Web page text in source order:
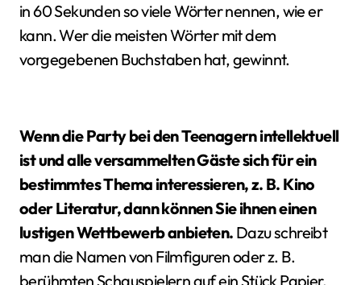
in 60 Sekunden so viele Wörter nennen, wie er
kann. Wer die meisten Wörter mit dem
vorgegebenen Buchstaben hat, gewinnt.
Wenn die Party bei den Teenagern intellektuell
ist und alle versammelten Gäste sich für ein
bestimmtes Thema interessieren, z. B. Kino
oder Literatur, dann können Sie ihnen einen
lustigen Wettbewerb anbieten. Dazu schreibt
man die Namen von Filmfiguren oder z. B.
berühmten Schauspielern auf ein Stück Papier.